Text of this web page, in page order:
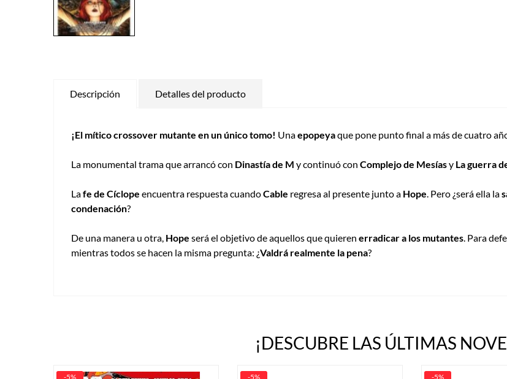
Descripción Detalles del producto
¡El mítico crossover mutante en un único tomo! Unaepopeyaque pone punto final a más de cuatro
La monumental trama que arrancó con Dinastía de M y continuó con Complejo de Mesíasy La guerra
Lafe de Cíclope encuentra respuesta cuandoCable regresa al presente junto a Hope . Pero ¿será ella la
condenación?
De una manera u otra, Hope será el objetivo de aquellos que quieren erradicar a los mutantes . Para
mientras todos se hacen la misma pregunta: ¿Valdrá realmente la pena?
¡DESCUBRE LAS ÚLTIMAS
-5%
-5%
-5%